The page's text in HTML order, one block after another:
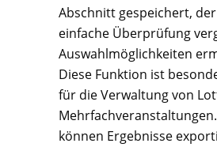
Abschnitt gespeichert,
einfache Überprüfung
Auswahlmöglichkeiten
Diese Funktion ist
für die Verwaltung von
können Ergebnisse